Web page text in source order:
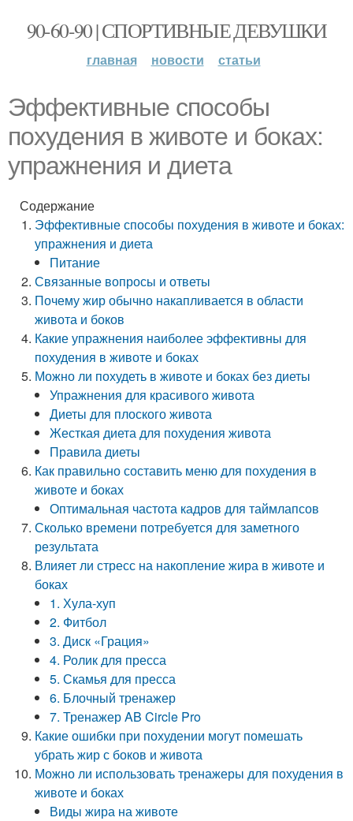
90-60-90 | СПОРТИВНЫЕ ДЕВУШКИ
главная новости статьи
Эффективные способы
похудения в животе и боках:
упражнения и диета
Содержание
Эффективные способы похудения в животе и боках:
упражнения и диета
Питание
Связанные вопросы и ответы
Почему жир обычно накапливается в области
живота и боков
Какие упражнения наиболее эффективны для
похудения в животе и боках
Можно ли похудеть в животе и боках без диеты
Упражнения для красивого живота
Диеты для плоского живота
Жесткая диета для похудения живота
Правила диеты
Как правильно составить меню для похудения в
животе и боках
Оптимальная частота кадров для таймлапсов
Сколько времени потребуется для заметного
результата
Влияет ли стресс на накопление жира в животе и
боках
1. Хула-хуп
2. Фитбол
3. Диск «Грация»
4. Ролик для пресса
5. Скамья для пресса
6. Блочный тренажер
7. Тренажер AB Circle Pro
Какие ошибки при похудении могут помешать
убрать жир с боков и живота
Можно ли использовать тренажеры для похудения в
животе и боках
Виды жира на животе